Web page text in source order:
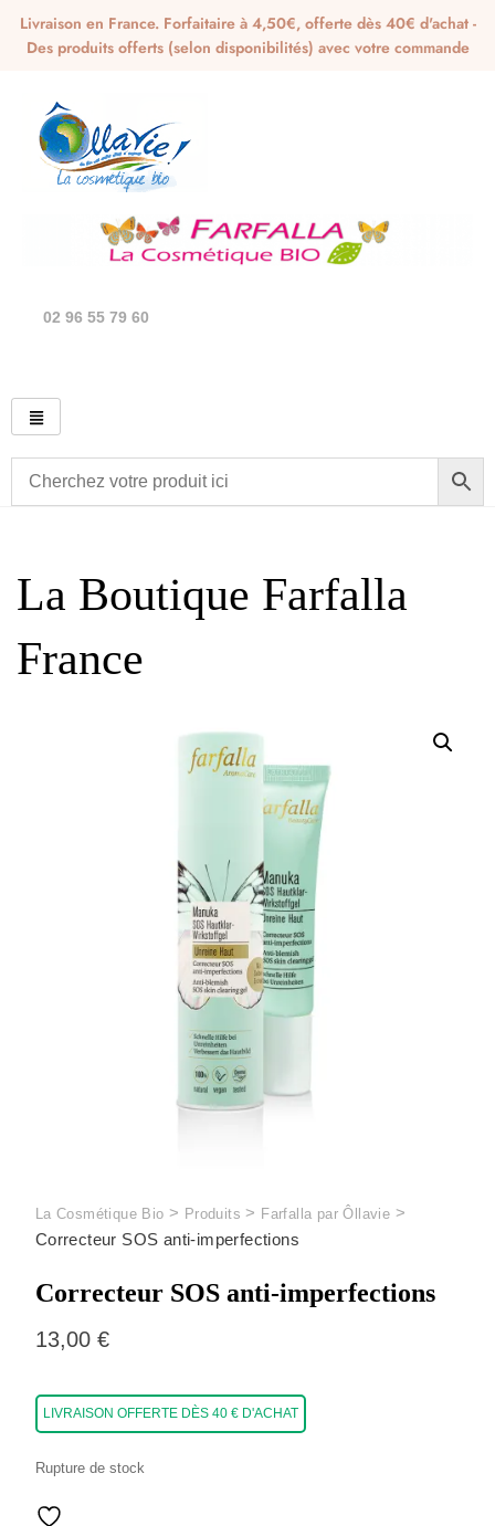
Livraison en France. Forfaitaire à 4,50€, offerte dès 40€ d'achat -
Des produits offerts (selon disponibilités) avec votre commande
02 96 55 79 60
La Boutique Farfalla
France
La Cosmétique Bio > Produits > Farfalla par Ôllavie >
Correcteur SOS anti-imperfections
Correcteur SOS anti-imperfections
13,00 €
LIVRAISON OFFERTE DÈS 40 € D'ACHAT
Rupture de stock